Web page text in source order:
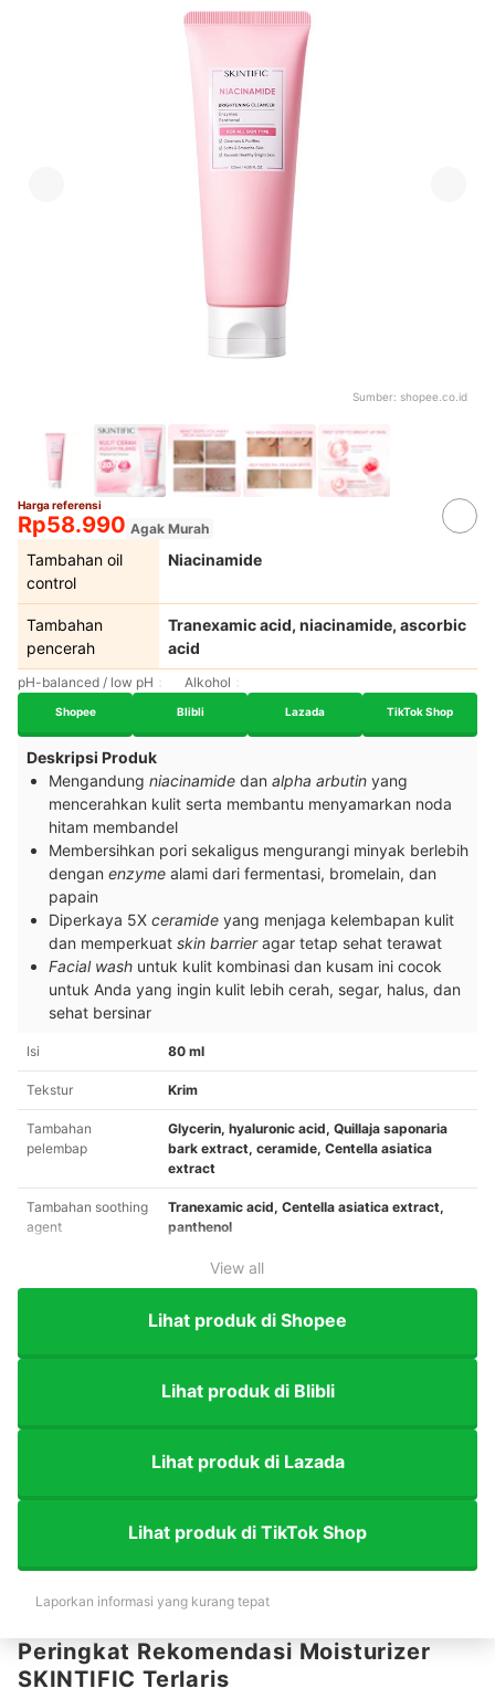
Sumber: shopee.co.id
Harga referensi
Rp58.990 Agak Murah
Tambahan oil
control
Niacinamide
Tambahan
pencerah
Tranexamic acid, niacinamide, ascorbic
acid
pH-balanced / low pH Alkohol
Shopee Blibli Lazada TikTok Shop
Deskripsi Produk
Mengandung niacinamide dan alpha arbutin yang
mencerahkan kulit serta membantu menyamarkan noda
hitam membandel
Membersihkan pori sekaligus mengurangi minyak berlebih
dengan enzyme alami dari fermentasi, bromelain, dan
papain
Diperkaya 5X ceramide yang menjaga kelembapan kulit
dan memperkuat skin barrieragar tetap sehat terawat
Facial wash untuk kulit kombinasi dan kusam ini cocok
untuk Anda yang ingin kulit lebih cerah, segar, halus, dan
sehat bersinar
Isi 80 ml
Tekstur Krim
Tambahan
pelembap
Glycerin, hyaluronic acid, Quillaja saponaria
bark extract, ceramide, Centella asiatica
extract
Tambahan soothing
agent
Tranexamic acid, Centella asiatica extract,
panthenol
View all
Lihat produk di Shopee
Lihat produk di Blibli
Lihat produk di Lazada
Lihat produk di TikTok Shop
Laporkan informasi yang kurang tepat
Peringkat Rekomendasi Moisturizer
SKINTIFIC Terlaris